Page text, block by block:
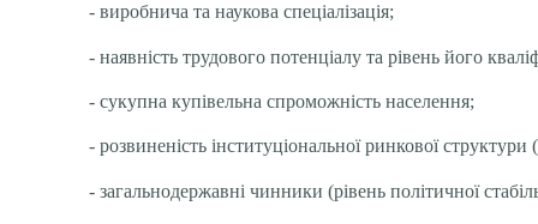
- виробнича та наукова спеціалізація;
- наявність трудового потенціалу та рівень його
- сукупна купівельна спроможність населення;
- розвиненість інституціональної ринкової
- загальнодержавні чинники (рівень політичної